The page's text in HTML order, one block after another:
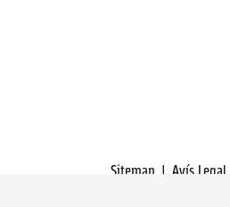
Sitemap | Avís Legal